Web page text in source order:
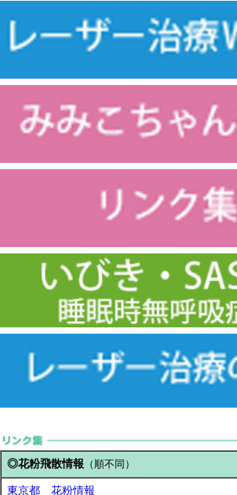
◎花粉飛散情報 （順不同）
東京都 花粉情報